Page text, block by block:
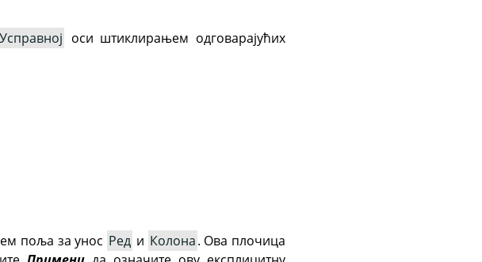
Усправној оси штиклирањем одговарајућих
поља за унос Ред и Колона. Ова плочица